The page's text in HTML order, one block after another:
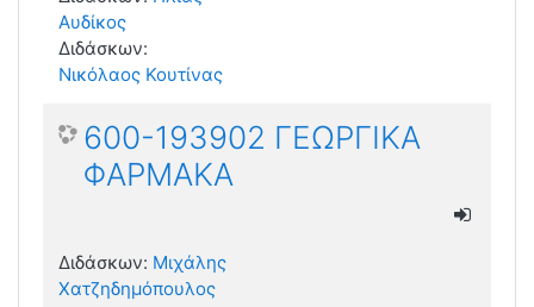
Αυδίκος
Διδάσκων:
Νικόλαος Κουτίνας
600-193902 ΓΕΩΡΓΙΚΑ
ΦΑΡΜΑΚΑ
Διδάσκων: Μιχάλης
Χατζηδημόπουλος